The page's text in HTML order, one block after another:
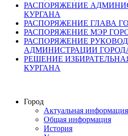
РАСПОРЯЖЕНИЕ
КУРГАНА
РАСПОРЯЖЕНИЕ ГЛАВА
РАСПОРЯЖЕНИЕ МЭР
РАСПОРЯЖЕНИЕ
АДМИНИСТРАЦИИ
РЕШЕНИЕ
КУРГАНА
Город
Актуальная информация
Общая информация
История